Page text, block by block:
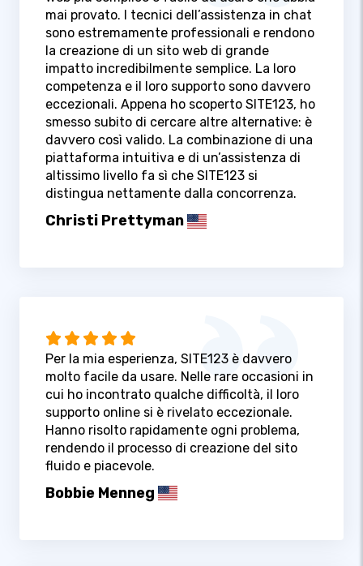
mai provato. I tecnici dell’assistenza in chat
sono estremamente professionali e rendono
la creazione di un sito web di grande
impatto incredibilmente semplice. La loro
competenza e il loro supporto sono davvero
eccezionali. Appena ho scoperto SITE123, ho
smesso subito di cercare altre alternative: è
davvero così valido. La combinazione di una
piattaforma intuitiva e di un’assistenza di
altissimo livello fa sì che SITE123 si
distingua nettamente dalla concorrenza.
Christi Prettyman
Per la mia esperienza, SITE123 è davvero
molto facile da usare. Nelle rare occasioni in
cui ho incontrato qualche difficoltà, il loro
supporto online si è rivelato eccezionale.
Hanno risolto rapidamente ogni problema,
rendendo il processo di creazione del sito
fluido e piacevole.
Bobbie Menneg